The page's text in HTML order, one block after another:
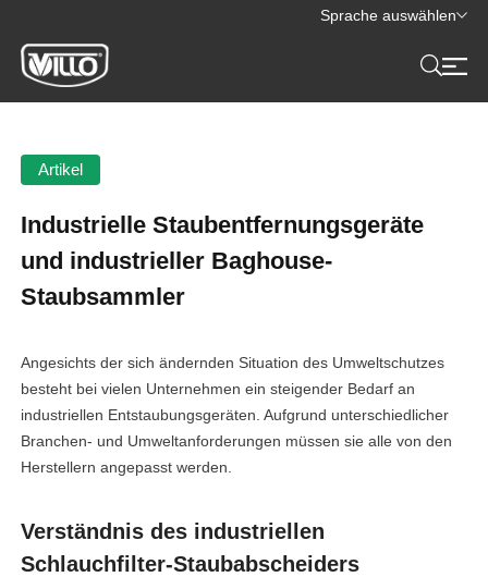
Sprache auswählen
Artikel
Industrielle Staubentfernungsgeräte
und industrieller Baghouse-
Staubsammler
Angesichts der sich ändernden Situation des Umweltschutzes
besteht bei vielen Unternehmen ein steigender Bedarf an
industriellen Entstaubungsgeräten. Aufgrund unterschiedlicher
Branchen- und Umweltanforderungen müssen sie alle von den
Herstellern angepasst werden.
Verständnis des industriellen
Schlauchfilter-Staubabscheiders